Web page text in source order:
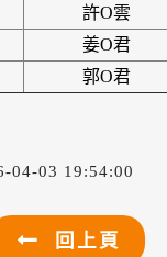
許O雲
姜O君
郭O君
04-03 19:54:00
回上頁